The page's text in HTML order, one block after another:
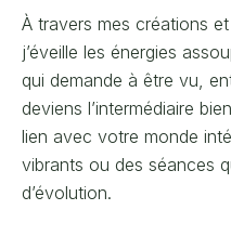
À travers mes créations
j’éveille les énergies
qui demande à être vu,
deviens l’intermédiaire
lien avec votre monde
vibrants ou des séances
d’évolution.